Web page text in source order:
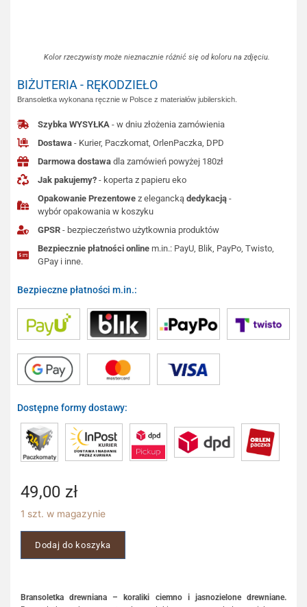
Kolor rzeczywisty może nieznacznie różnić się od koloru na zdjęciu.
BIŻUTERIA - RĘKODZIEŁO
Bransoletka wykonana ręcznie w Polsce z materiałów jubilerskich.
Szybka WYSYŁKA - w dniu złożenia zamówienia
Dostawa - Kurier, Paczkomat, OrlenPaczka, DPD
Darmowa dostawa dla zamówień powyżej 180zł
Jak pakujemy? - koperta z papieru eko
Opakowanie Prezentowe z eleganckądedykacją -
wybór opakowania w koszyku
GPSR - bezpieczeństwo użytkownia produktów
Bezpiecznie płatności online m.in.: PayU, Blik, PayPo, Twisto,
GPay i inne.
Bezpieczne płatności m.in.:
Dostępne formy dostawy:
49,00 zł
1 szt. w magazynie
Dodaj do koszyka
Bransoletka drewniana – koraliki ciemno i jasnozielone drewniane.